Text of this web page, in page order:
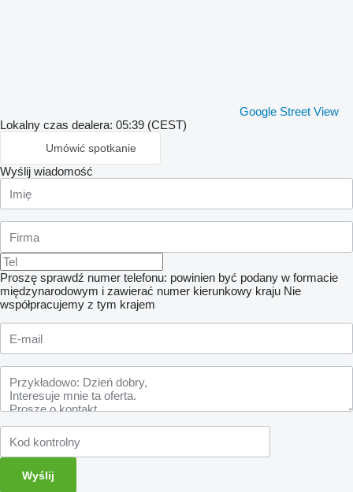
Google Street View
Lokalny czas dealera: 05:39 (CEST)
Umówić spotkanie
Wyślij wiadomość
Proszę sprawdź numer telefonu: powinien być podany w formacie
międzynarodowym i zawierać numer kierunkowy kraju Nie
współpracujemy z tym krajem